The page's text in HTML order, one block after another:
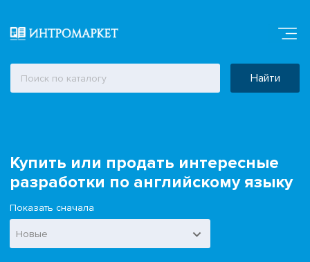
Найти
Купить или продать интересные
разработки по английскому языку
Показать сначала
Новые